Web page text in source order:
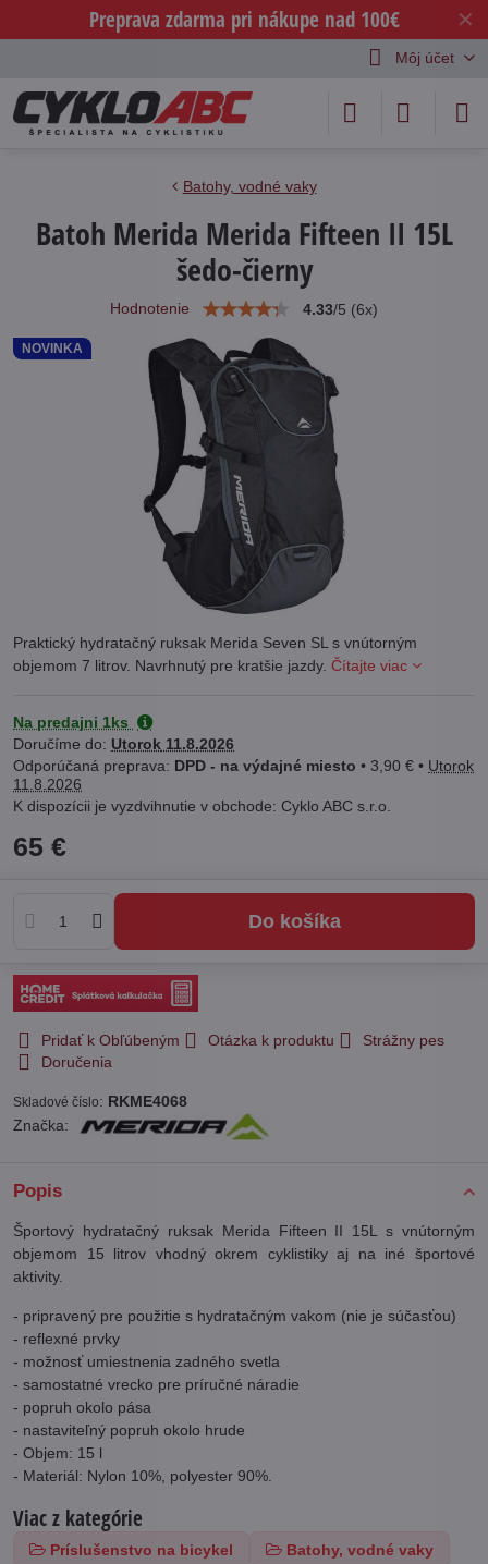
✕
Preprava zdarma pri nákupe nad 100€
Môj účet
NOVINKA
Batohy, vodné vaky
Batoh Merida Merida Fifteen II 15L
šedo-čierny
Hodnotenie 4.33/5 (6x)
Praktický hydratačný ruksak Merida Seven SL s vnútorným
objemom 7 litrov. Navrhnutý pre kratšie jazdy. Čítajte viac
Na predajni 1ks
Doručíme do: Utorok 11.8.2026
DPD - na výdajné miesto • 3,90 € • Utorok
11.8.2026
Cyklo ABC s.r.o.
65 €
Do košíka
Pridať k Obľúbeným Otázka k produktu
Strážny pes
Doručenia
Skladové číslo: RKME4068
Značka:
Popis
Športový hydratačný ruksak Merida Fifteen II 15L s vnútorným
objemom 15 litrov vhodný okrem cyklistiky aj na iné športové
aktivity.
- pripravený pre použitie s hydratačným vakom (nie je súčasťou)
- reflexné prvky
- možnosť umiestnenia zadného svetla
- samostatné vrecko pre príručné náradie
- popruh okolo pása
- nastaviteľný popruh okolo hrude
- Objem: 15 l
- Materiál: Nylon 10%, polyester 90%.
Viac z kategórie
Príslušenstvo na bicykel Batohy, vodné vaky